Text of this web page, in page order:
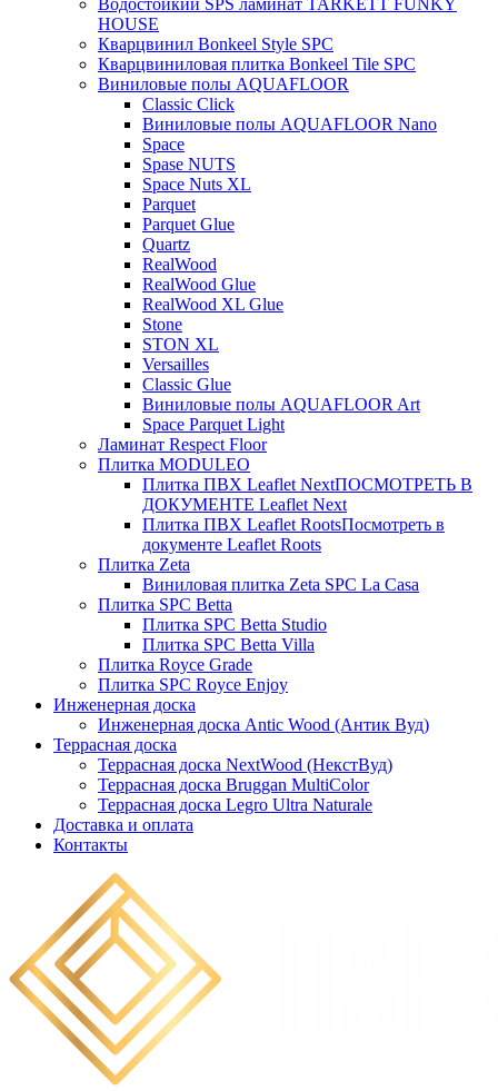
Водостойкий SPS ламинат TARKETT FUNKY
HOUSE
Кварцвинил Bonkeel Style SPC
Кварцвиниловая плитка Bonkeel Tile SPC
Виниловые полы AQUAFLOOR
Classic Click
Виниловые полы AQUAFLOOR Nano
Space
Spase NUTS
Space Nuts XL
Parquet
Parquet Glue
Quartz
RealWood
RealWood Glue
RealWood XL Glue
Stone
STON XL
Versailles
Classic Glue
Виниловые полы AQUAFLOOR Art
Space Parquet Light
Ламинат Respect Floor
Плитка MODULEO
Плитка ПВХ Leaflet NextПОСМОТРЕТЬ В
ДОКУМЕНТЕ Leaflet Next
Плитка ПВХ Leaflet RootsПосмотреть в
документе Leaflet Roots
Плитка Zeta
Виниловая плитка Zeta SPC La Casa
Плитка SPC Betta
Плитка SPC Betta Studio
Плитка SPC Betta Villa
Плитка Royce Grade
Плитка SPC Royce Enjoy
Инженерная доска
Инженерная доска Antic Wood (Антик Вуд)
Террасная доска
Террасная доска NextWood (НекстВуд)
Террасная доска Bruggan MultiColor
Террасная доска Legro Ultra Naturale
Доставка и оплата
Контакты